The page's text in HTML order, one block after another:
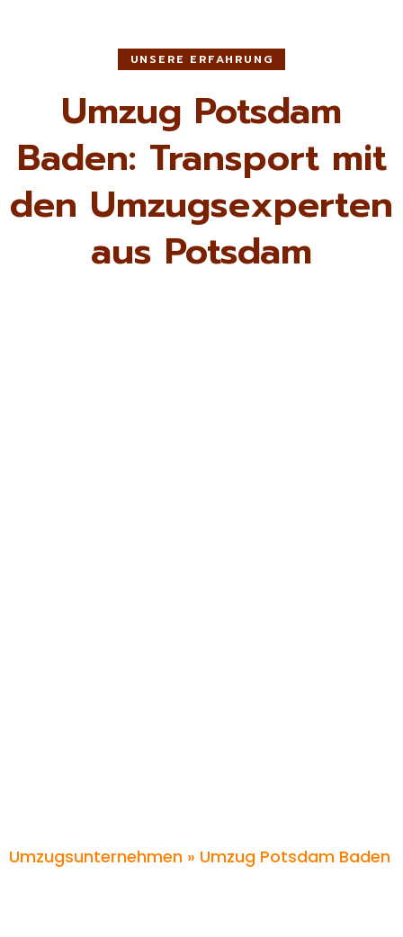
UNSERE ERFAHRUNG
Umzug Potsdam
Baden: Transport mit
den Umzugsexperten
aus Potsdam
Umzugsunternehmen » Umzug Potsdam Baden